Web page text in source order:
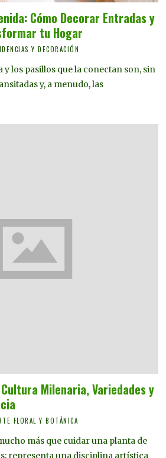
Cómo Decorar Entradas y
tu Hogar
Y DECORACIÓN
y los pasillos que la conectan son, sin
y, a menudo, las
Milenaria, Variedades y
FLORAL Y BOTÁNICA
más que cuidar una planta de
representa una disciplina artística